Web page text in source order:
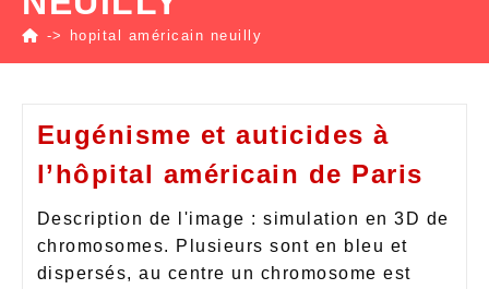
-> hopital américain neuilly
Eugénisme et auticides à
l’hôpital américain de Paris
Description de l'image : simulation en 3D de
chromosomes. Plusieurs sont en bleu et
dispersés, au centre un chromosome est